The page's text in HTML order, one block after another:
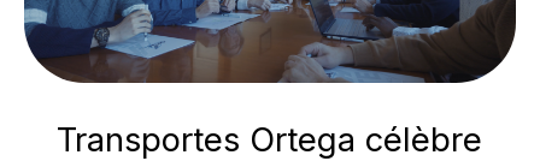
Transportes Ortega célèbre